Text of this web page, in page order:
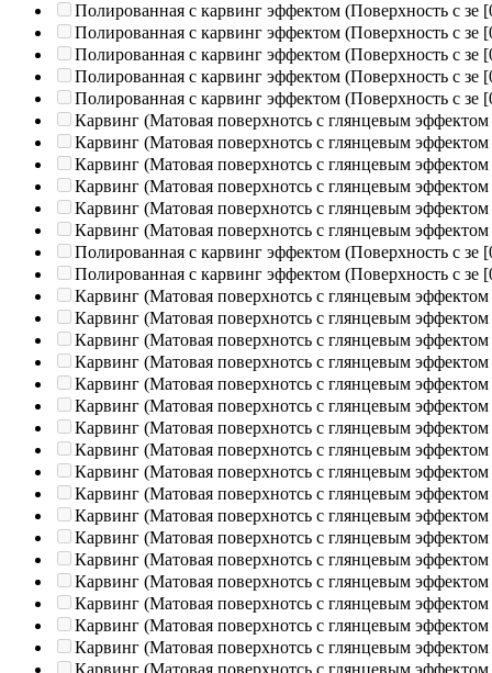
Полированная c карвинг эффектом (Поверхность с зе
Полированная c карвинг эффектом (Поверхность с зе
Полированная c карвинг эффектом (Поверхность с зе
Полированная c карвинг эффектом (Поверхность с зе
Полированная c карвинг эффектом (Поверхность с зе
Карвинг (Матовая поверхнотсь с глянцевым эффектом
Карвинг (Матовая поверхнотсь с глянцевым эффектом
Карвинг (Матовая поверхнотсь с глянцевым эффектом
Карвинг (Матовая поверхнотсь с глянцевым эффектом
Карвинг (Матовая поверхнотсь с глянцевым эффектом
Карвинг (Матовая поверхнотсь с глянцевым эффектом
Полированная c карвинг эффектом (Поверхность с зе
Полированная c карвинг эффектом (Поверхность с зе
Карвинг (Матовая поверхнотсь с глянцевым эффектом
Карвинг (Матовая поверхнотсь с глянцевым эффектом
Карвинг (Матовая поверхнотсь с глянцевым эффектом
Карвинг (Матовая поверхнотсь с глянцевым эффектом
Карвинг (Матовая поверхнотсь с глянцевым эффектом
Карвинг (Матовая поверхнотсь с глянцевым эффектом
Карвинг (Матовая поверхнотсь с глянцевым эффектом
Карвинг (Матовая поверхнотсь с глянцевым эффектом
Карвинг (Матовая поверхнотсь с глянцевым эффектом
Карвинг (Матовая поверхнотсь с глянцевым эффектом
Карвинг (Матовая поверхнотсь с глянцевым эффектом
Карвинг (Матовая поверхнотсь с глянцевым эффектом
Карвинг (Матовая поверхнотсь с глянцевым эффектом
Карвинг (Матовая поверхнотсь с глянцевым эффектом
Карвинг (Матовая поверхнотсь с глянцевым эффектом
Карвинг (Матовая поверхнотсь с глянцевым эффектом
Карвинг (Матовая поверхнотсь с глянцевым эффектом